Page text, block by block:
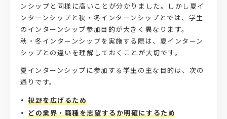
ンシップと同様に高いことが分かりました。しかし夏イ
ンターンシップと秋・冬インターンシップとでは、学生
のインターンシップ参加目的が大きく異なります。
秋・冬インターンシップを実施する際は、夏インターン
シップとの違いを理解しておくことが大切です。
夏インターンシップに参加する学生の主な目的は、次の
通りです。
視野を広げるため
どの業界・職種を志望するか明確にするため